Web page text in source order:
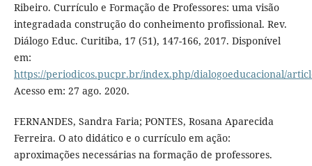
Ribeiro. Currículo e Formação de Professores: uma visão
integradada construção do conheimento profissional. Rev.
Diálogo Educ. Curitiba, 17 (51), 147-166, 2017. Disponível
em:
https://periodicos.pucpr.br/index.php/dialogoeducacional/
Acesso em: 27 ago. 2020.
FERNANDES, Sandra Faria; PONTES, Rosana Aparecida
Ferreira. O ato didático e o currículo em ação:
aproximações necessárias na formação de professores.